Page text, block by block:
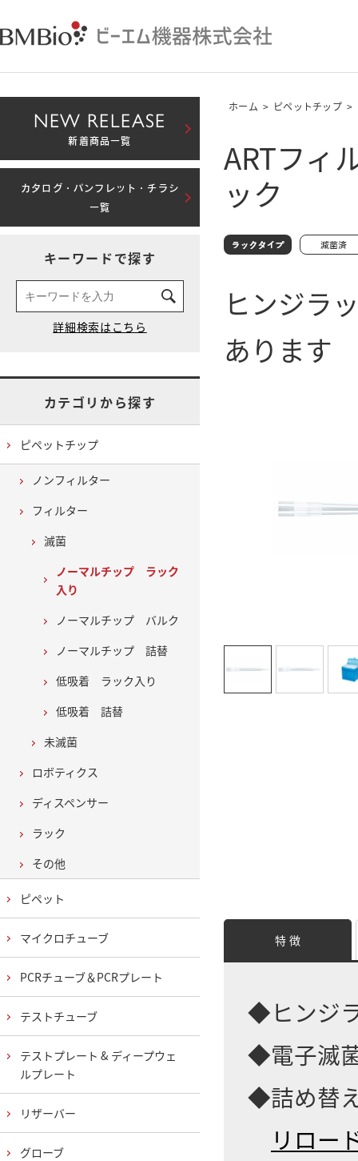
ホーム > ピペットチップ >
ARTフィ
ック
ヒンジラ
あります
特 徴
◆ヒンジ
◆電子滅
◆詰め替
リロー
NEW RELEASE
新着商品一覧
カタログ・パンフレット・チラシ
一覧
キーワードで探す
カテゴリから探す
ピペットチップ
ノンフィルター
フィルター
滅菌
ノーマルチップ ラック
入り
ノーマルチップ バルク
ノーマルチップ 詰替
低吸着 ラック入り
低吸着 詰替
未滅菌
ロボティクス
ディスペンサー
ラック
その他
ピペット
マイクロチューブ
PCRチューブ＆PCRプレート
テストチューブ
テストプレート & ディープウェ
ルプレート
リザーバー
グローブ